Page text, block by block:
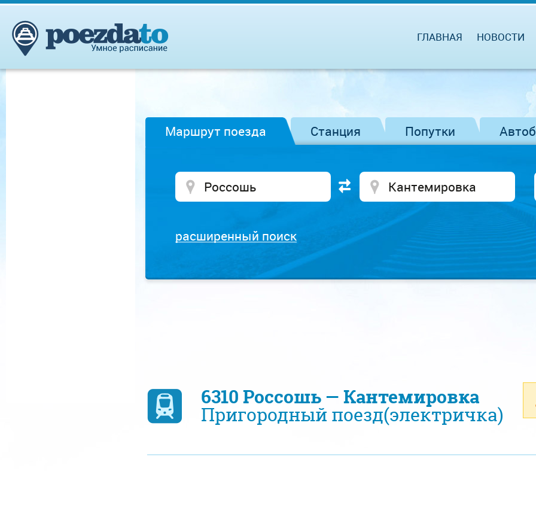
ГЛАВНАЯ НОВОСТИ
Маршрут поезда Станция Попутки
расширенный поиск
6310 Россошь — Кантемировка
Пригородный поезд(электричка)